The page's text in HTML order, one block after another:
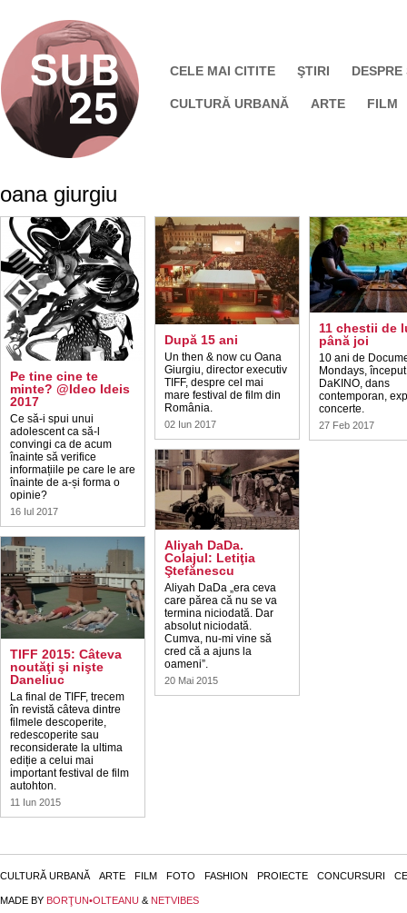
CELE MAI CITITE ŞTIRI DESPRE
CULTURĂ URBANĂ ARTE FILM
oana giurgiu
Pe tine cine te
minte? @Ideo Ideis
2017
Ce să-i spui unui
adolescent ca să-l
convingi ca de acum
înainte să verifice
informațiile pe care le are
înainte de a-și forma o
opinie?
16 Iul 2017
TIFF 2015: Câteva
noutăţi şi nişte
Daneliuc
La final de TIFF, trecem
în revistă câteva dintre
filmele descoperite,
redescoperite sau
reconsiderate la ultima
ediție a celui mai
important festival de film
autohton.
11 Iun 2015
După 15 ani
Un then & now cu Oana
Giurgiu, director executiv
TIFF, despre cel mai
mare festival de film din
România.
02 Iun 2017
Aliyah DaDa.
Colajul: Letiţia
Ştefănescu
Aliyah DaDa „era ceva
care părea că nu se va
termina niciodată. Dar
absolut niciodată.
Cumva, nu-mi vine să
cred că a ajuns la
oameni”.
20 Mai 2015
11 chestii de
până joi
10 ani de
Mondays,
DaKINO, dans
contemporan,
concerte.
27 Feb 2017
CULTURĂ URBANĂ ARTE FILM FOTO FASHION PROIECTE CONCURSURI
MADE BY BORŢUN•OLTEANU & NETVIBES